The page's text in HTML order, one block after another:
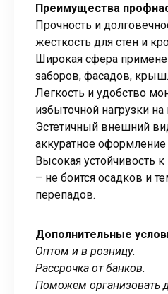
Преимущества
Прочность и
жесткость для стен и
Широкая сфера
заборов, фасадов, крыш.
Легкость и удобство
избыточной нагрузки на
Эстетичный внешний
аккуратное
Высокая устойчивость
– не боится осадков и
перепадов.
Дополнительные
Оптом и в розницу.
Рассрочка от банков.
Поможем организовать